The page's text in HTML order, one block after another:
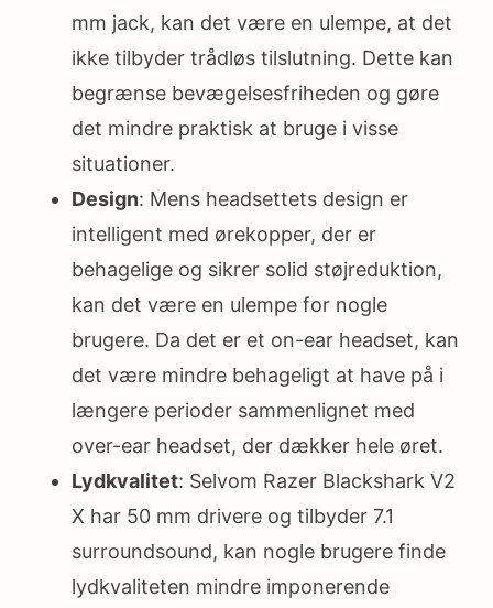
mm jack, kan det være en ulempe, at det
ikke tilbyder trådløs tilslutning. Dette kan
begrænse bevægelsesfriheden og gøre
det mindre praktisk at bruge i visse
situationer.
Design: Mens headsettets design er
intelligent med ørekopper, der er
behagelige og sikrer solid støjreduktion,
kan det være en ulempe for nogle
brugere. Da det er et on-ear headset, kan
det være mindre behageligt at have på i
længere perioder sammenlignet med
over-ear headset, der dækker hele øret.
Lydkvalitet: Selvom Razer Blackshark V2
X har 50 mm drivere og tilbyder 7.1
surroundsound, kan nogle brugere finde
lydkvaliteten mindre imponerende